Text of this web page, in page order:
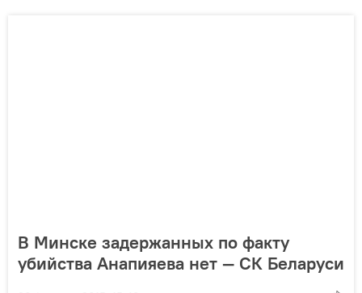
В Минске задержанных по факту
убийства Анапияева нет — СК Беларуси